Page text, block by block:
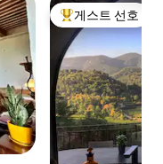
상위 게스트 선호
게스트 선호